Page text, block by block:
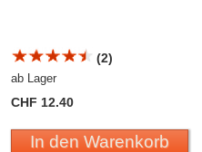
(2)
ab Lager
CHF 12.40
In den Warenkorb